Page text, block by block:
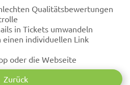
Qualitätsbewertungen
in Tickets umwandeln
einen individuellen Link
oder die Webseite
Zurück